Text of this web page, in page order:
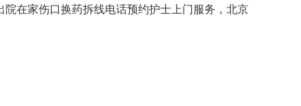
在家伤口换药拆线电话预约护士上门服务，北京